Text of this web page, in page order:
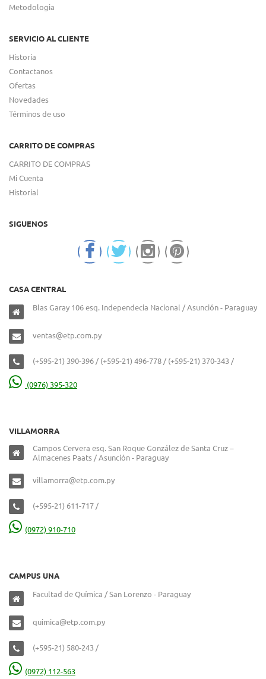
Metodologia
SERVICIO AL CLIENTE
Historia
Contactanos
Ofertas
Novedades
Términos de uso
CARRITO DE COMPRAS
CARRITO DE COMPRAS
Mi Cuenta
Historial
SIGUENOS
CASA CENTRAL
Blas Garay 106 esq. Independecia Nacional / Asunción - Paraguay
ventas@etp.com.py
(+595-21) 390-396 / (+595-21) 496-778 / (+595-21) 370-343 /
(0976) 395-320
VILLAMORRA
Campos Cervera esq. San Roque González de Santa Cruz –
Almacenes Paats / Asunción - Paraguay
villamorra@etp.com.py
(+595-21) 611-717 /
(0972) 910-710
CAMPUS UNA
Facultad de Química / San Lorenzo - Paraguay
quimica@etp.com.py
(+595-21) 580-243 /
(0972) 112-563